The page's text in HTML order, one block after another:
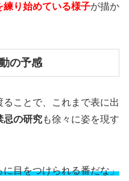
練り始めている様子が描か
の予感
ことで、これまで表に出
忌の研究も徐々に姿を現す
目をつけられる番だな」